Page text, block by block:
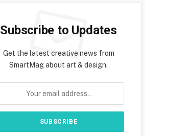
Subscribe to Updates
Get the latest creative news from
SmartMag about art & design.